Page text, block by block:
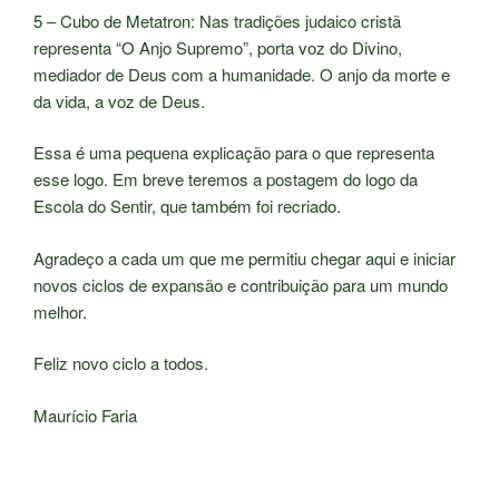
5 – Cubo de Metatron: Nas tradições judaico cristã
representa “O Anjo Supremo”, porta voz do Divino,
mediador de Deus com a humanidade. O anjo da morte e
da vida, a voz de Deus.
Essa é uma pequena explicação para o que representa
esse logo. Em breve teremos a postagem do logo da
Escola do Sentir, que também foi recriado.
Agradeço a cada um que me permitiu chegar aqui e iniciar
novos ciclos de expansão e contribuição para um mundo
melhor.
Feliz novo ciclo a todos.
Maurício Faria